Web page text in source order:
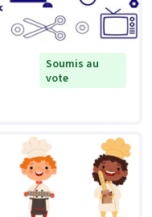
Soumis au
vote